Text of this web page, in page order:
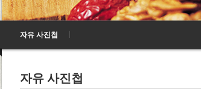
자유 사진첩
자유 사진첩
Sketchbook5, 스케치북5
Sketchbook5, 스케치북5